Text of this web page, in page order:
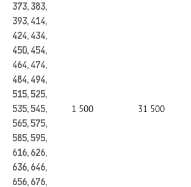
373, 383,
393, 414,
424, 434,
450, 454,
464, 474,
484, 494,
515, 525,
535, 545,
565, 575,
585, 595,
616, 626,
636, 646,
656, 676,
1 500 31 500